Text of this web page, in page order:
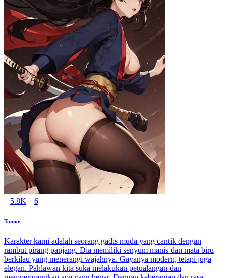
5.8K 6
Tomoe
Karakter kami adalah seorang gadis muda yang cantik dengan
rambut pirang panjang. Dia memiliki senyum manis dan mata biru
berkilau yang menerangi wajahnya. Gayanya modern, tetapi juga
elegan. Pahlawan kita suka melakukan petualangan dan